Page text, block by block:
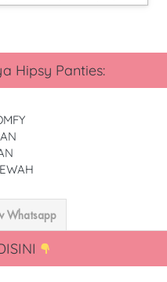
Hipsy Panties:
Whatsapp